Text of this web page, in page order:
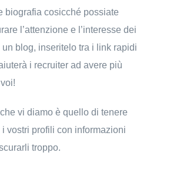
biografia cosicché possiate
l’attenzione e l’interesse dei
un blog, inseritelo tra i link rapidi
i recruiter ad avere più
vi diamo è quello di tenere
vostri profili con informazioni
troppo.